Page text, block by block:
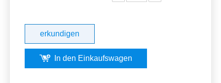
erkundigen
In den Einkaufswagen